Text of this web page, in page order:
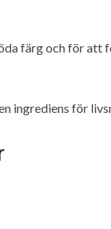
färg och för att
ingrediens för